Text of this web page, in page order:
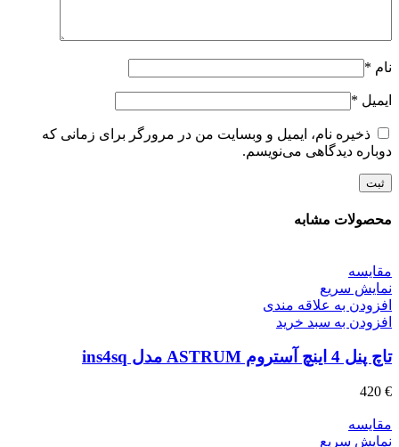
نام *
ایمیل *
ذخیره نام، ایمیل و وبسایت من در مرورگر برای زمانی که
دوباره دیدگاهی می‌نویسم.
محصولات مشابه
مقايسه
نمایش سریع
افزودن به علاقه مندی
افزودن به سبد خرید
تاچ پنل 4 اینچ آستروم ASTRUM مدل ins4sq
420 €
مقايسه
نمایش سریع